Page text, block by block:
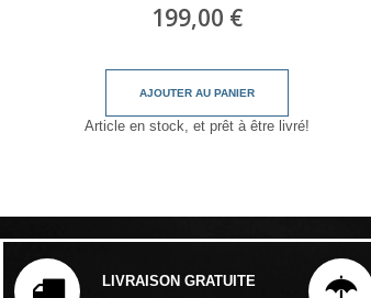
199,00 €
AJOUTER AU PANIER
Article en stock, et prêt à être livré!
LIVRAISON GRATUITE